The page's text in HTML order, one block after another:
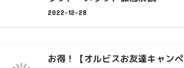
2022-12-28
お得！【オルビスお友達キャンペ